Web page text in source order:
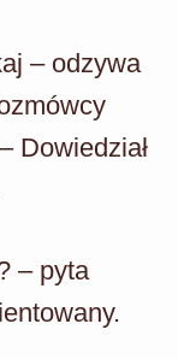
– odzywa
Dowiedział
– pyta